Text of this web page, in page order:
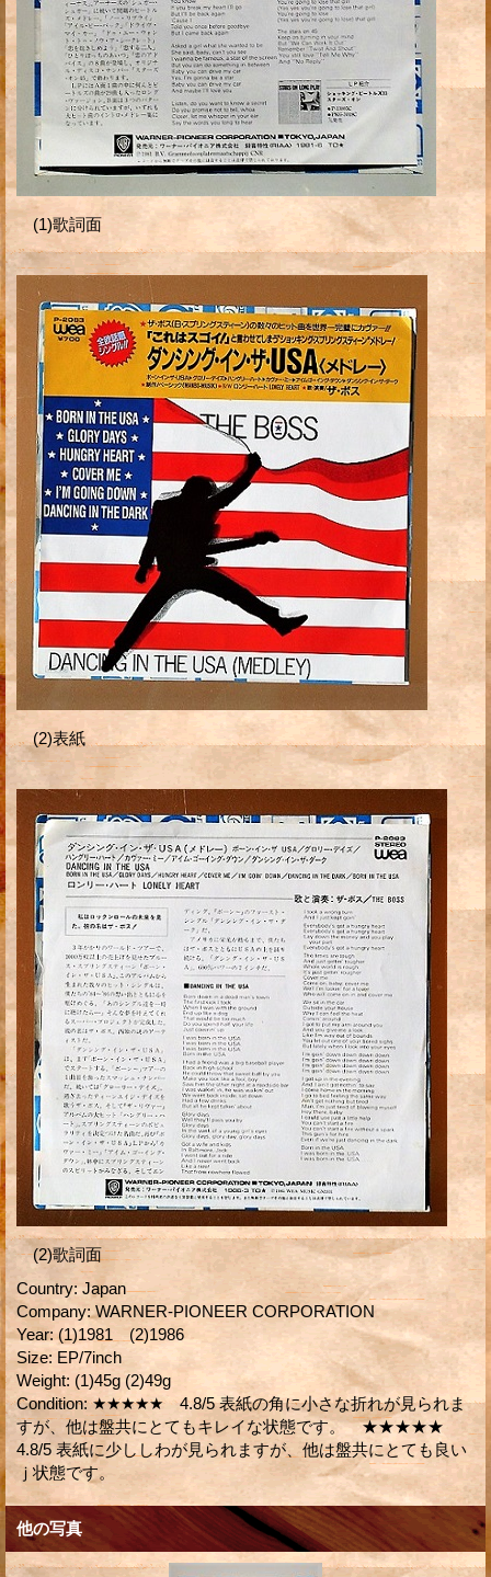
(1)歌詞面
(2)表紙
(2)歌詞面
Country: Japan
Company: WARNER-PIONEER CORPORATION
Year: (1)1981 (2)1986
Size: EP/7inch
Weight: (1)45g (2)49g
Condition: ★★★★★ 4.8/5 表紙の角に小さな折れが見られま
すが、他は盤共にとてもキレイな状態です。 ★★★★★
4.8/5 表紙に少ししわが見られますが、他は盤共にとても良い
ｊ状態です。
他の写真